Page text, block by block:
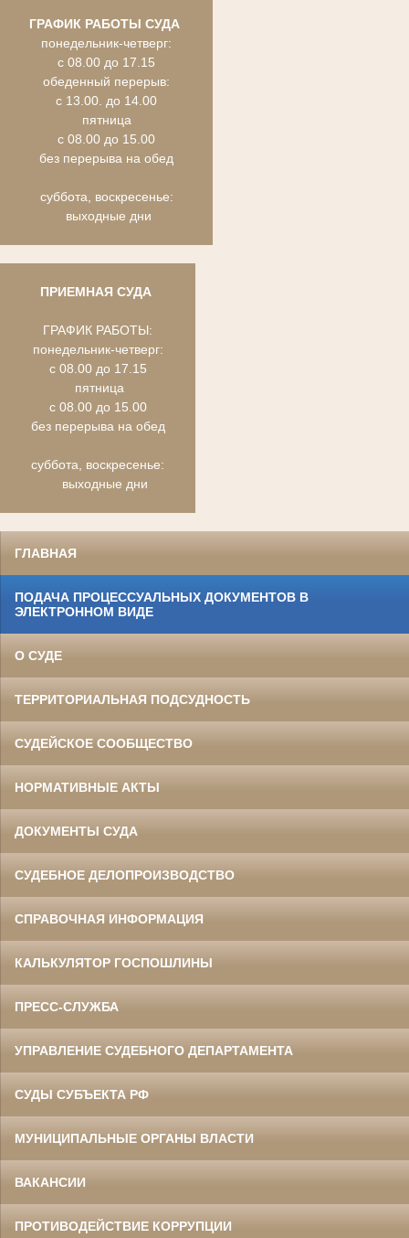
ГРАФИК РАБОТЫ СУДА
понедельник-четверг:
с 08.00 до 17.15
обеденный перерыв:
с 13.00. до 14.00
пятница
с 08.00 до 15.00
без перерыва на обед
суббота, воскресенье:
выходные дни
ПРИЕМНАЯ СУДА
ГРАФИК РАБОТЫ:
понедельник-четверг:
с 08.00 до 17.15
пятница
с 08.00 до 15.00
без перерыва на обед
суббота, воскресенье:
выходные дни
ГЛАВНАЯ
ПОДАЧА ПРОЦЕССУАЛЬНЫХ ДОКУМЕНТОВ В
ЭЛЕКТРОННОМ ВИДЕ
О СУДЕ
ТЕРРИТОРИАЛЬНАЯ ПОДСУДНОСТЬ
СУДЕЙСКОЕ СООБЩЕСТВО
НОРМАТИВНЫЕ АКТЫ
ДОКУМЕНТЫ СУДА
СУДЕБНОЕ ДЕЛОПРОИЗВОДСТВО
СПРАВОЧНАЯ ИНФОРМАЦИЯ
КАЛЬКУЛЯТОР ГОСПОШЛИНЫ
ПРЕСС-СЛУЖБА
УПРАВЛЕНИЕ СУДЕБНОГО ДЕПАРТАМЕНТА
СУДЫ СУБЪЕКТА РФ
МУНИЦИПАЛЬНЫЕ ОРГАНЫ ВЛАСТИ
ВАКАНСИИ
ПРОТИВОДЕЙСТВИЕ КОРРУПЦИИ